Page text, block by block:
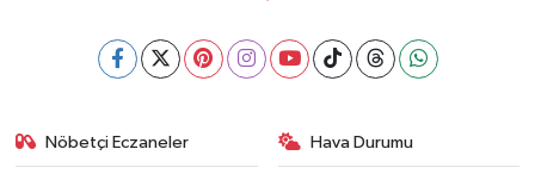
Nöbetçi Eczaneler Hava Durumu